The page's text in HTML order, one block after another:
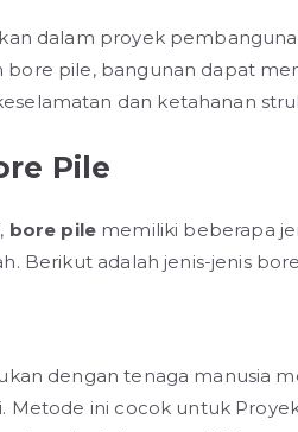
dalam proyek
bore pile, bangunan dapat
dan ketahanan
Pile
bore pilememiliki beberapa
Berikut adalah jenis-jenis
dengan tenaga manusia
Metode ini cocok untuk